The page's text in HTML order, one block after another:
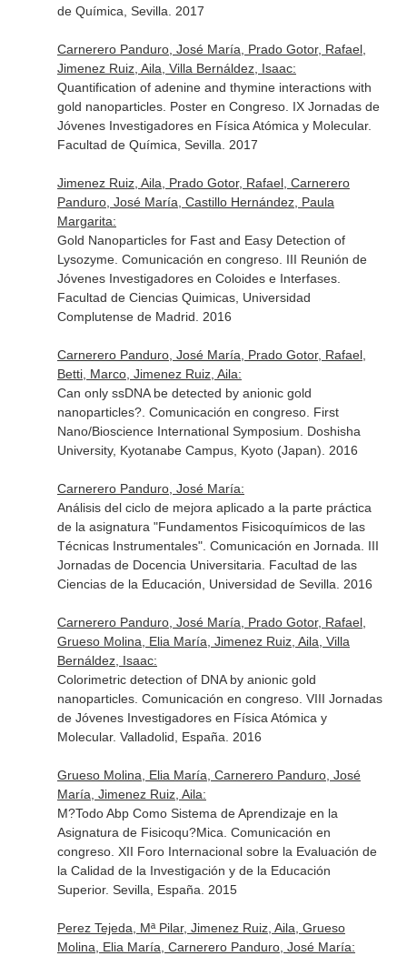
de Química, Sevilla. 2017
Carnerero Panduro, José María, Prado Gotor, Rafael,
Jimenez Ruiz, Aila, Villa Bernáldez, Isaac:
Quantification of adenine and thymine interactions with
gold nanoparticles. Poster en Congreso. IX Jornadas de
Jóvenes Investigadores en Física Atómica y Molecular.
Facultad de Química, Sevilla. 2017
Jimenez Ruiz, Aila, Prado Gotor, Rafael, Carnerero
Panduro, José María, Castillo Hernández, Paula
Margarita:
Gold Nanoparticles for Fast and Easy Detection of
Lysozyme. Comunicación en congreso. III Reunión de
Jóvenes Investigadores en Coloides e Interfases.
Facultad de Ciencias Quimicas, Universidad
Complutense de Madrid. 2016
Carnerero Panduro, José María, Prado Gotor, Rafael,
Betti, Marco, Jimenez Ruiz, Aila:
Can only ssDNA be detected by anionic gold
nanoparticles?. Comunicación en congreso. First
Nano/Bioscience International Symposium. Doshisha
University, Kyotanabe Campus, Kyoto (Japan). 2016
Carnerero Panduro, José María:
Análisis del ciclo de mejora aplicado a la parte práctica
de la asignatura "Fundamentos Fisicoquímicos de las
Técnicas Instrumentales". Comunicación en Jornada. III
Jornadas de Docencia Universitaria. Facultad de las
Ciencias de la Educación, Universidad de Sevilla. 2016
Carnerero Panduro, José María, Prado Gotor, Rafael,
Grueso Molina, Elia María, Jimenez Ruiz, Aila, Villa
Bernáldez, Isaac:
Colorimetric detection of DNA by anionic gold
nanoparticles. Comunicación en congreso. VIII Jornadas
de Jóvenes Investigadores en Física Atómica y
Molecular. Valladolid, España. 2016
Grueso Molina, Elia María, Carnerero Panduro, José
María, Jimenez Ruiz, Aila:
M?Todo Abp Como Sistema de Aprendizaje en la
Asignatura de Fisicoqu?Mica. Comunicación en
congreso. XII Foro Internacional sobre la Evaluación de
la Calidad de la Investigación y de la Educación
Superior. Sevilla, España. 2015
Perez Tejeda, Mª Pilar, Jimenez Ruiz, Aila, Grueso
Molina, Elia María, Carnerero Panduro, José María: